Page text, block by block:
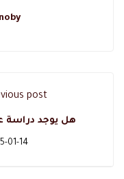
post
هل يوجد دراسة
01-14